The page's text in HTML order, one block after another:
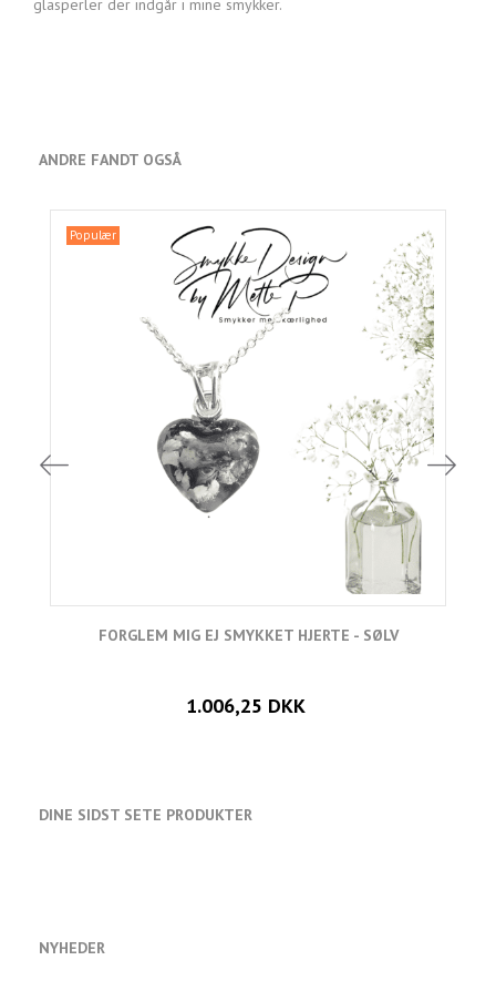
glasperler der indgår i mine smykker.
ANDRE FANDT OGSÅ
Populær
FORGLEM MIG EJ SMYKKET HJERTE - SØLV
1.006,25 DKK
DINE SIDST SETE PRODUKTER
NYHEDER